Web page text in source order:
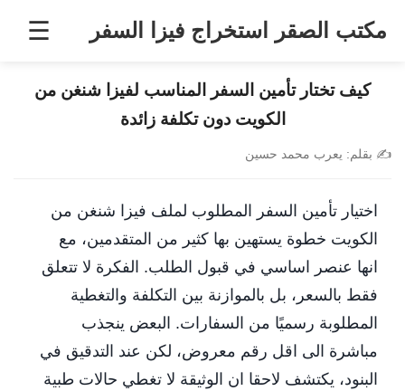
مكتب الصقر استخراج فيزا السفر ☰
كيف تختار تأمين السفر المناسب لفيزا شنغن من
الكويت دون تكلفة زائدة
✍️ بقلم: يعرب محمد حسين
اختيار تأمين السفر المطلوب لملف فيزا شنغن من
الكويت خطوة يستهين بها كثير من المتقدمين، مع
انها عنصر اساسي في قبول الطلب. الفكرة لا تتعلق
فقط بالسعر، بل بالموازنة بين التكلفة والتغطية
المطلوبة رسميًا من السفارات. البعض ينجذب
مباشرة الى اقل رقم معروض، لكن عند التدقيق في
البنود، يكتشف لاحقا ان الوثيقة لا تغطي حالات طبية